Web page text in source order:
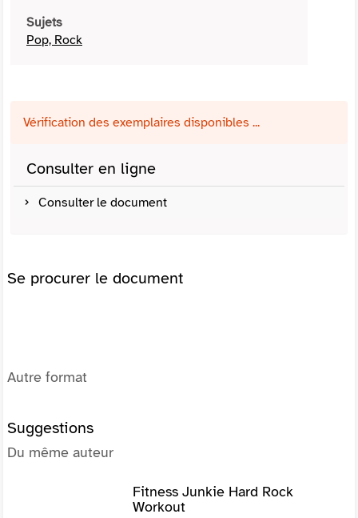
Sujets
Pop, Rock
Vérification des exemplaires disponibles ...
Consulter en ligne
Consulter le document
Se procurer le document
Autre format
Suggestions
Du même auteur
Fitness Junkie Hard Rock
Workout